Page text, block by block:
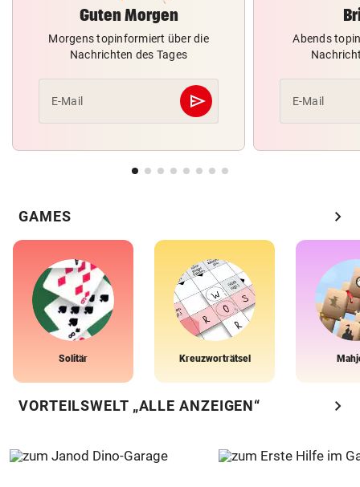
Guten Morgen
Morgens topinformiert über die
Nachrichten des Tages
E-Mail send
Abschicken
Abends
E-Mail
GAMES chevron_right
Solitär Kreuzworträtsel
VORTEILSWELT „ALLE ANZEIGEN“ chevron_right